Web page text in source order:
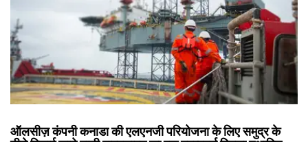
ऑलसीज़ कंपनी कनाडा की एलएनजी परियोजना के लिए समुद्र के